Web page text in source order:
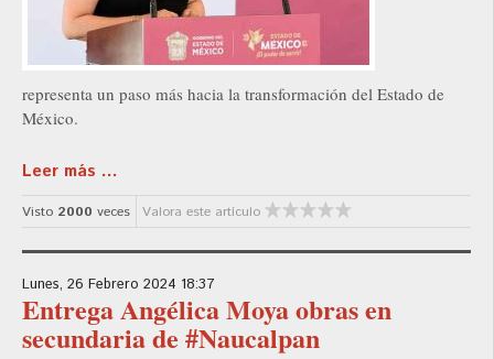
representa un paso más hacia la transformación del Estado de
México.
Leer más ...
Visto 2000 veces Valora este artículo
Lunes, 26 Febrero 2024 18:37
Entrega Angélica Moya obras en
secundaria de #Naucalpan